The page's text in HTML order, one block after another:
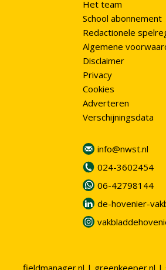
Het team
School abonnement
Redactionele
Algemene
Disclaimer
Privacy
Cookies
Adverteren
Verschijningsdata
info@nwst.nl
024-3602454
06-42798144
de-hovenier-
fieldmanager.nl | greenkeeper.nl |